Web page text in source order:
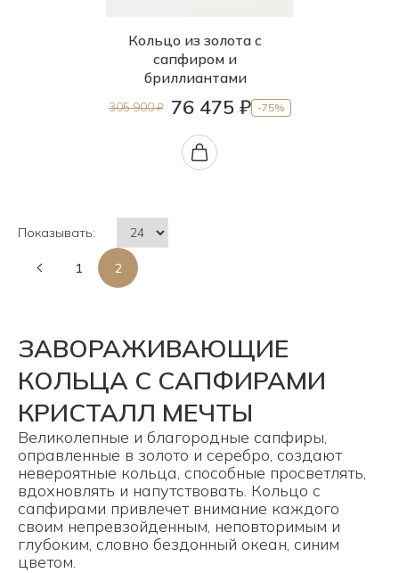
Кольцо из золота с
сапфиром и
бриллиантами
305 900 ₽ 76 475 ₽ -75%
Показывать:
1 2
ЗАВОРАЖИВАЮЩИЕ
КОЛЬЦА С САПФИРАМИ
КРИСТАЛЛ МЕЧТЫ
Великолепные и благородные сапфиры,
оправленные в золото и серебро, создают
невероятные кольца, способные просветлять,
вдохновлять и напутствовать. Кольцо с
сапфирами привлечет внимание каждого
своим непревзойденным, неповторимым и
глубоким, словно бездонный океан, синим
цветом.